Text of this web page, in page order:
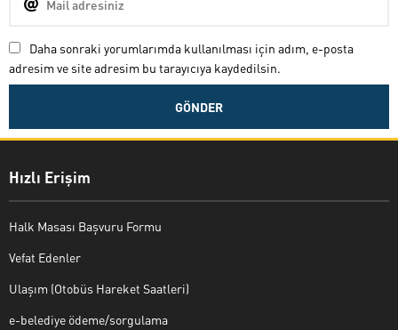
Daha sonraki yorumlarımda kullanılması için adım, e-posta
adresim ve site adresim bu tarayıcıya kaydedilsin.
Hızlı Erişim
Halk Masası Başvuru Formu
Vefat Edenler
Ulaşım (Otobüs Hareket Saatleri)
e-belediye ödeme/sorgulama